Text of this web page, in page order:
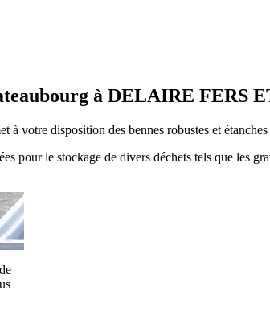
à DELAIRE FERS
disposition des bennes robustes et
pour le stockage de divers déchets tels que les